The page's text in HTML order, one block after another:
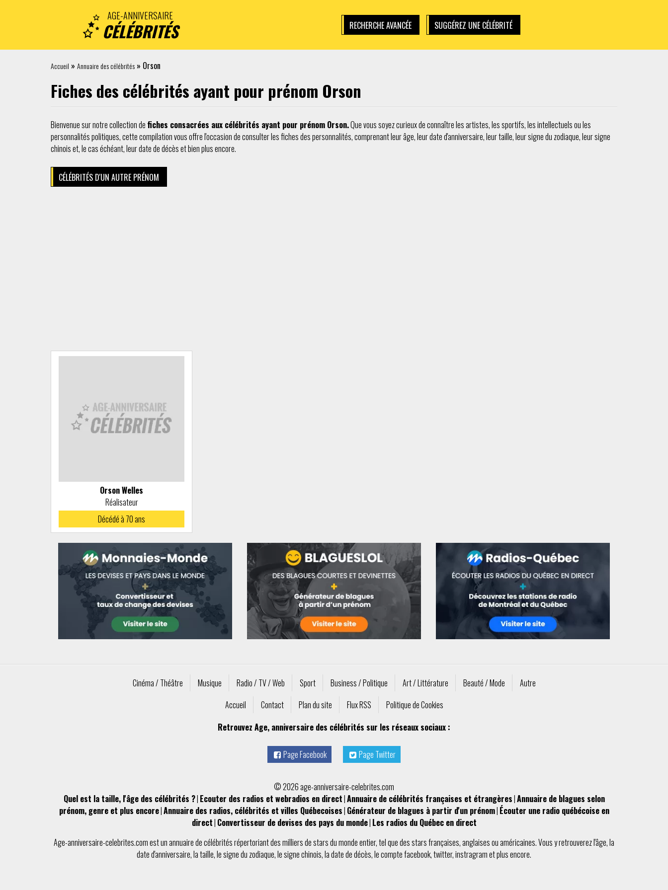
AGE-ANNIVERSAIRE
CÉLÉBRITÉS RECHERCHE AVANCÉE SUGGÉREZ UNE CÉLÉBRITÉ
Accueil » Annuaire des célébrités » Orson
Fiches des célébrités ayant pour prénom Orson
Bienvenue sur notre collection de fiches consacrées aux célébrités ayant pour prénom Orson.Que vous soyez curieux de connaître les artistes, les sportifs, les intellectuels ou les
personnalités politiques, cette compilation vous offre l'occasion de consulter les fiches des personnalités, comprenant leur âge, leur date d'anniversaire, leur taille, leur signe du zodiaque, leur signe
chinois et, le cas échéant, leur date de décès et bien plus encore.
CÉLÉBRITÉS D'UN AUTRE PRÉNOM
Orson Welles
Réalisateur
Décédé à 70 ans
Cinéma / Théâtre Musique Radio / TV / Web Sport Business / Politique Art / Littérature Beauté / Mode
Autre
Accueil
Contact Plan du site Flux RSS
Politique de Cookies
Retrouvez Age, anniversaire des célébrités sur les réseaux sociaux :
Page Facebook Page Twitter
© 2026 age-anniversaire-celebrites.com
Quel est la taille, l'âge des célébrités ?| Ecouter des radios et webradios en direct|Annuaire de célébrités françaises et étrangères|Annuaire de blagues selon
prénom, genre et plus encore|Annuaire des radios, célébrités et villes Québecoises| Générateur de blagues à partir d'un prénom| Écouter une radio québécoise en
direct| Convertisseur de devises des pays du monde| Les radios du Québec en direct
Age-anniversaire-celebrites.comest unannuaire de célébritésrépertoriant des milliers de stars du monde entier, tel que desstars françaises,anglaisesouaméricaines. Vous y retrouverez l'âge, la
date d'anniversaire, lataille, lesigne du zodiaque, lesigne chinois, ladate de décès, le comptefacebook,twitter,instragramet plus encore.